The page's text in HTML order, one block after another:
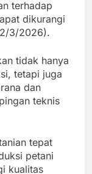
terhadap
dikurangi
3/2026).
tidak hanya
tetapi juga
dan
teknis
tepat
petani
kualitas